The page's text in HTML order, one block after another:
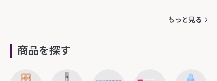
もっと見る
商品を探す